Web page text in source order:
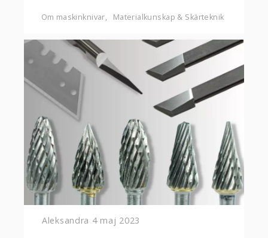
Om maskinknivar Materialkunskap & Skärteknik
Aleksandra 4 maj 2023